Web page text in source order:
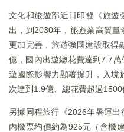
文化和旅遊部近日印發《旅遊
出，到2030年，旅遊業高質
更加完善，旅遊強國建設取得
億，國內出遊總花費達到7.7
遊國際影響力顯著提升，入境
次達到1.9億、總花費超過1500
另據同程旅行《2026年暑運
內機票均價約為925元（含機